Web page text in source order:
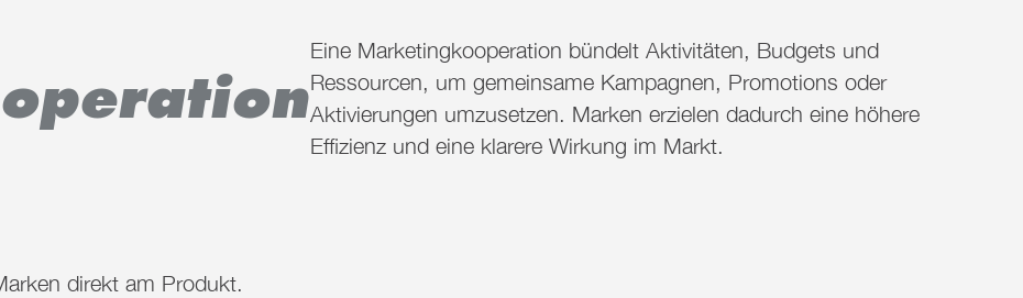
Eine Marketingkooperation bündelt Aktivitäten, Budgets und
Ressourcen, um gemeinsame Kampagnen, Promotions oder
Aktivierungen umzusetzen. Marken erzielen dadurch eine höhere
Effizienz und eine klarere Wirkung im Markt.
direkt am Produkt.